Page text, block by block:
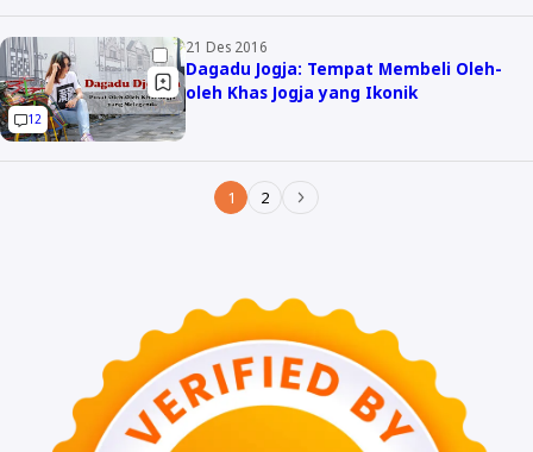
12
21 Des 2016
Dagadu Jogja: Tempat Membeli Oleh-
oleh Khas Jogja yang Ikonik
1 2